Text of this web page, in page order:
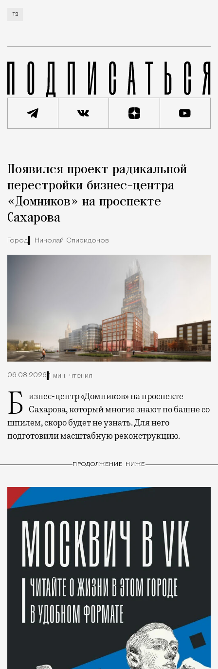
Т2
Город
Появился проект радикальной
перестройки бизнес-центра
«Домников» на проспекте
Сахарова
Город Николай Спиридонов
06.08.2026 1 мин. чтения
Бизнес-центр «Домников» на проспекте Сахарова, который многие знают по башне со
шпилем, скоро будет не узнать. Для него
подготовили масштабную реконструкцию.
ПРОДОЛЖЕНИЕ НИЖЕ